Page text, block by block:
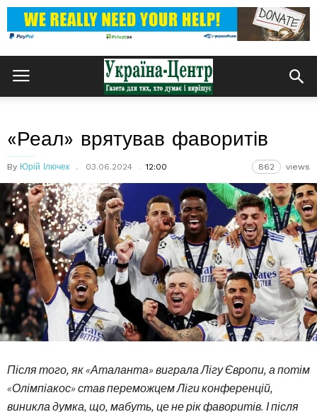
«Реал» врятував фаворитів
By Юрій Ілючек 03.06.2024 12:00 862 views
Після того, як «Аталанта» виграла Лігу Європи, а потім
«Олімпіакос» став переможцем Ліги конференцій,
виникла думка, що, мабуть, це не рік фаворитів. І після